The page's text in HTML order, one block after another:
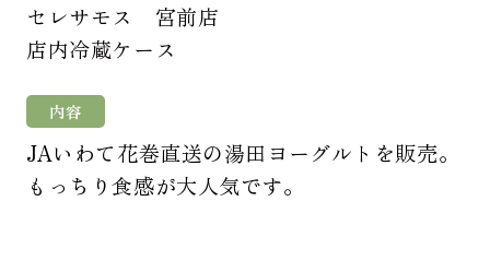
セレサモス 宮前店
店内冷蔵ケース
内容
JAいわて花巻直送の湯田ヨーグルトを販売。
もっちり食感が大人気です。